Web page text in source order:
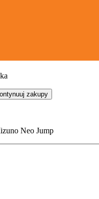
zakupy
Neo Jump